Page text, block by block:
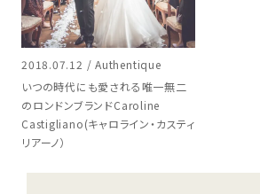
2018.07.12 / Authentique
いつの時代にも愛される唯一無二
のロンドンブランドCaroline
Castigliano(キャロライン・カスティ
リアーノ）